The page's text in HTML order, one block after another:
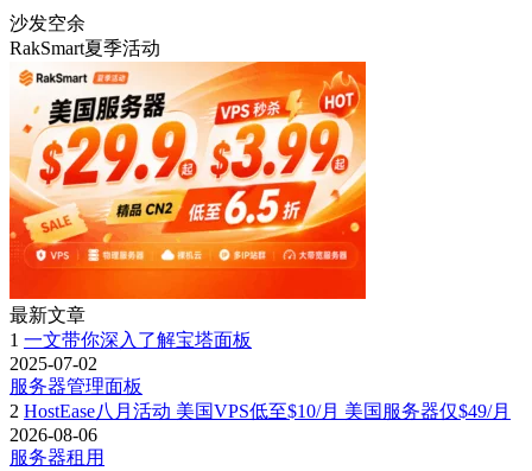
沙发空余
RakSmart夏季活动
最新文章
1 一文带你深入了解宝塔面板
2025-07-02
服务器管理面板
2 HostEase八月活动 美国VPS低至$10/月 美国服务器仅$49/月
2026-08-06
服务器租用